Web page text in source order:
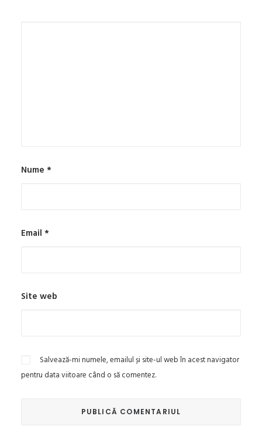
Nume *
Email *
Site web
Salvează-mi numele, emailul și site-ul web în acest navigator
pentru data viitoare când o să comentez.